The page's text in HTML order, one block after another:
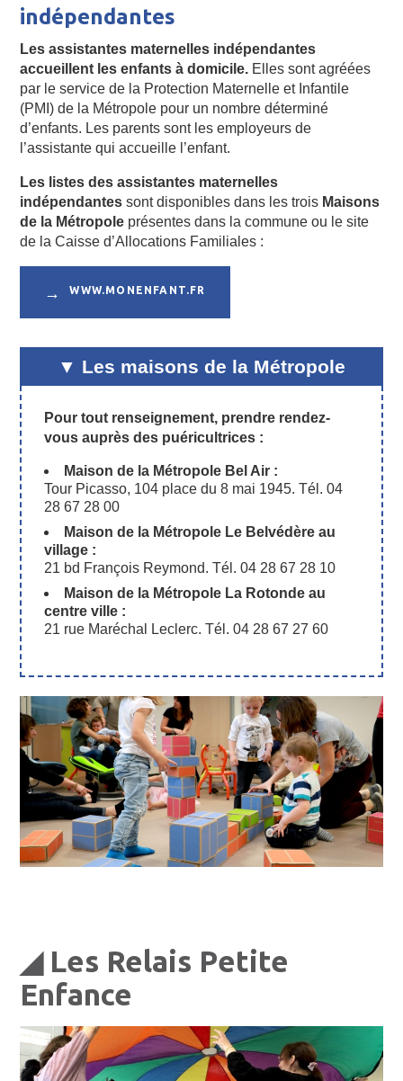
indépendantes
Les assistantes maternelles indépendantes
accueillent les enfants à domicile. Elles sont agréées
par le service de la Protection Maternelle et Infantile
(PMI) de la Métropole pour un nombre déterminé
d’enfants. Les parents sont les employeurs de
l’assistante qui accueille l’enfant.
Les listes des assistantes maternelles
indépendantessont disponibles dans les trois Maisons
de la Métropole présentes dans la commune ou le site
de la Caisse d’Allocations Familiales :
WWW.MONENFANT.FR
Les maisons de la Métropole
Pour tout renseignement, prendre rendez-
vous auprès des puéricultrices :
Maison de la Métropole Bel Air :
Tour Picasso, 104 place du 8 mai 1945. Tél. 04
28 67 28 00
Maison de la Métropole Le Belvédère au
village :
21 bd François Reymond. Tél. 04 28 67 28 10
Maison de la Métropole La Rotonde au
centre ville :
21 rue Maréchal Leclerc. Tél. 04 28 67 27 60
◢ Les Relais Petite
Enfance